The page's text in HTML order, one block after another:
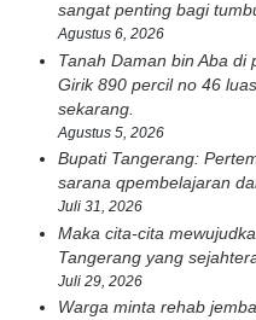
sangat penting bagi
Agustus 6, 2026
Tanah Daman bin Aba di
Girik 890 percil no 46
sekarang.
Agustus 5, 2026
Bupati Tangerang:
sarana qpembelajaran
Juli 31, 2026
Maka cita-cita
Tangerang yang
Juli 29, 2026
Warga minta rehab